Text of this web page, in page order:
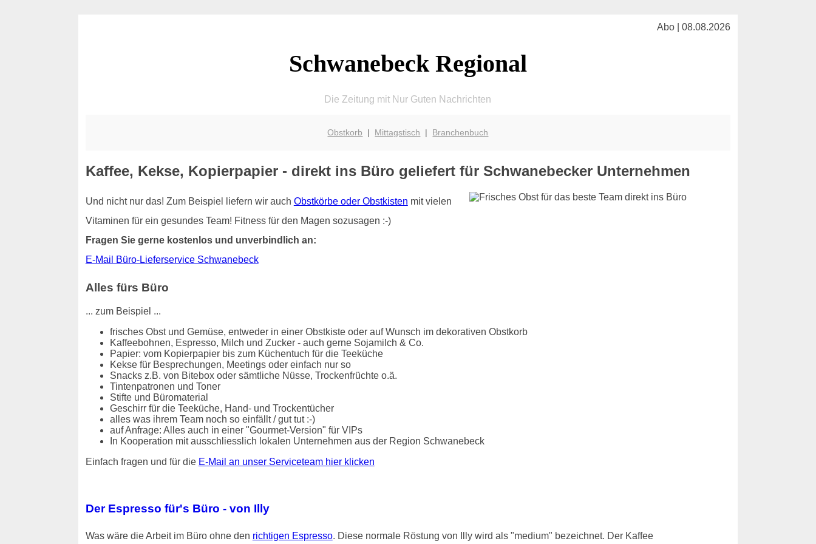
Abo | 08.08.2026
Schwanebeck Regional
Die Zeitung mit Nur Guten Nachrichten
Obstkorb | Mittagstisch | Branchenbuch
Kaffee, Kekse, Kopierpapier - direkt ins Büro geliefert für Schwanebecker Unternehmen
Und nicht nur das! Zum Beispiel liefern wir auch Obstkörbe oder Obstkisten mit vielen
Vitaminen für ein gesundes Team! Fitness für den Magen sozusagen :-)
Fragen Sie gerne kostenlos und unverbindlich an:
E-Mail Büro-Lieferservice Schwanebeck
Alles fürs Büro
... zum Beispiel ...
frisches Obst und Gemüse, entweder in einer Obstkiste oder auf Wunsch im dekorativen Obstkorb
Kaffeebohnen, Espresso, Milch und Zucker - auch gerne Sojamilch & Co.
Papier: vom Kopierpapier bis zum Küchentuch für die Teeküche
Kekse für Besprechungen, Meetings oder einfach nur so
Snacks z.B. von Bitebox oder sämtliche Nüsse, Trockenfrüchte o.ä.
Tintenpatronen und Toner
Stifte und Büromaterial
Geschirr für die Teeküche, Hand- und Trockentücher
alles was ihrem Team noch so einfällt / gut tut :-)
auf Anfrage: Alles auch in einer "Gourmet-Version" für VIPs
In Kooperation mit ausschliesslich lokalen Unternehmen aus der Region Schwanebeck
Einfach fragen und für die E-Mail an unser Serviceteam hier klicken
Der Espresso für's Büro - von Illy
Was wäre die Arbeit im Büro ohne den richtigen Espresso. Diese normale Röstung von Illy wird als "medium" bezeichnet. Der Kaffee